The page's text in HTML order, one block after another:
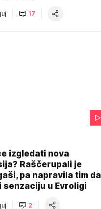
17
izgledati nova
Raščerupali je
pa napravila tim da
senzaciju u Evroligi
2